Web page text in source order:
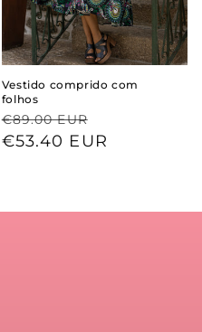
Vestido comprido com
folhos
Preço
normal
€89.00 EUR
Preço
de
€53.40 EUR